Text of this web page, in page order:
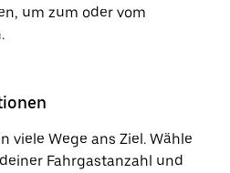
um zum oder vom
viele Wege ans Ziel. Wähle
Fahrgastanzahl und